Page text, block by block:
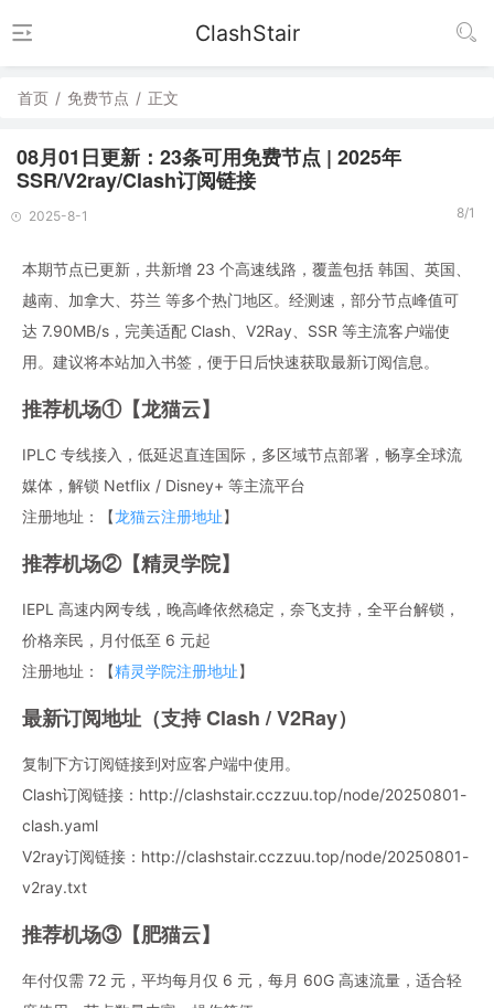
ClashStair
首页 / 免费节点 / 正文
08月01日更新：23条可用免费节点 | 2025年
SSR/V2ray/Clash订阅链接
2025-8-1 8/1
本期节点已更新，共新增 23 个高速线路，覆盖包括 韩国、英国、
越南、加拿大、芬兰 等多个热门地区。经测速，部分节点峰值可
达 7.90MB/s，完美适配 Clash、V2Ray、SSR 等主流客户端使
用。建议将本站加入书签，便于日后快速获取最新订阅信息。
推荐机场①【龙猫云】
IPLC 专线接入，低延迟直连国际，多区域节点部署，畅享全球流
媒体，解锁 Netflix / Disney+ 等主流平台
注册地址：【龙猫云注册地址】
推荐机场②【精灵学院】
IEPL 高速内网专线，晚高峰依然稳定，奈飞支持，全平台解锁，
价格亲民，月付低至 6 元起
注册地址：【精灵学院注册地址】
最新订阅地址（支持 Clash / V2Ray）
复制下方订阅链接到对应客户端中使用。
Clash订阅链接：http://clashstair.cczzuu.top/node/20250801-
clash.yaml
V2ray订阅链接：http://clashstair.cczzuu.top/node/20250801-
v2ray.txt
推荐机场③【肥猫云】
年付仅需 72 元，平均每月仅 6 元，每月 60G 高速流量，适合轻